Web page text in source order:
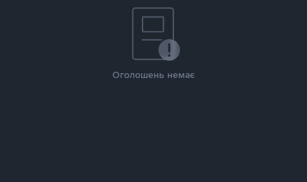
Оголошень немає